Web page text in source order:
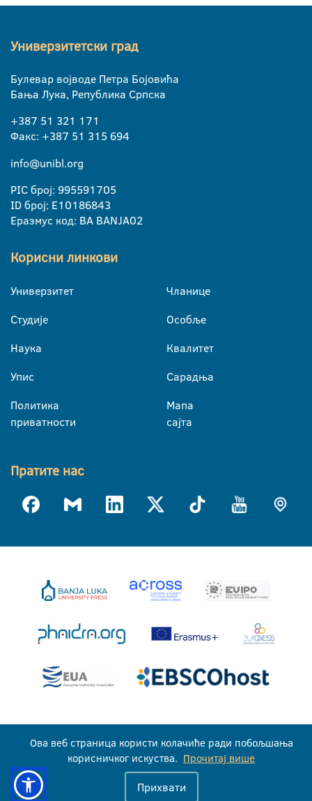
Универзитетски град
Булевар војводе Петра Бојовића
Бања Лука, Република Српска
+387 51 321 171
Факс: +387 51 315 694
info@unibl.org
PIC број: 995591705
ID број: E10186843
Еразмус код: BA BANJA02
Корисни линкови
Универзитет
Студије
Наука
Упис
Политика
приватности
Чланице
Особље
Квалитет
Сарадња
Мапа
сајта
Пратите нас
Универзитет у Бањој Луци © 2026
Сва права задржана
Ова веб страница користи колачиће ради побољшања
корисничког искуства. Прочитај више
Прихвати